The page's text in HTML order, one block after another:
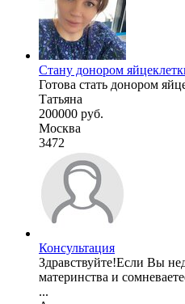
Стану донором
Готова стать донором
Татьяна
200000 руб.
Москва
3472
Консультация
Здравствуйте!Если Вы
материнства и
...